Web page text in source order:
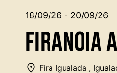
18/09/26 - 20/09/26
FirAnoia
Fira Igualada ,